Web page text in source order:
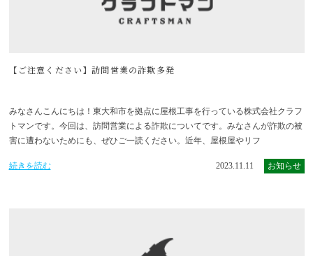
【ご注意ください】訪問営業の詐欺多発
みなさんこんにちは！東大和市を拠点に屋根工事を行っている株式会社クラフ
トマンです。今回は、訪問営業による詐欺についてです。みなさんが詐欺の被
害に遭わないためにも、ぜひご一読ください。近年、屋根屋やリフ
続きを読む 2023.11.11 お知らせ